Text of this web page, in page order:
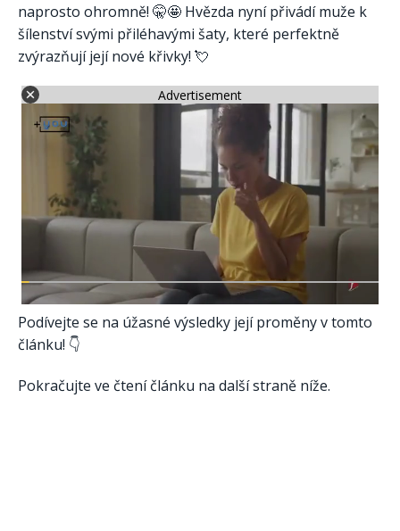
naprosto ohromně! 🤫🤩 Hvězda nyní přivádí muže k
šílenství svými přiléhavými šaty, které perfektně
zvýrazňují její nové křivky! 💘
Advertisement
Podívejte se na úžasné výsledky její proměny v tomto
článku! 👇
Pokračujte ve čtení článku na další straně níže.